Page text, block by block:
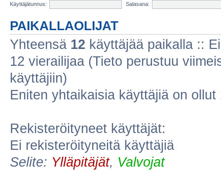
Käyttäjätunnus:
Salasana:
PAIKALLAOLIJAT
Yhteensä 12 käyttäjää paikalla ::
12 vierailijaa (Tieto perustuu
käyttäjiin)
Eniten yhtaikaisia käyttäjiä on ollut
Rekisteröityneet käyttäjät:
Ei rekisteröityneitä käyttäjiä
Selite: Ylläpitäjät, Valvojat